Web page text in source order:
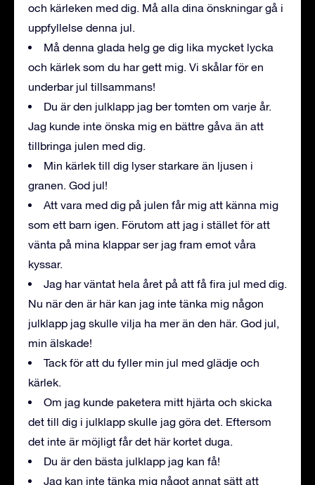
och kärleken med dig. Må alla dina önskningar gå i
uppfyllelse denna jul.
Må denna glada helg ge dig lika mycket lycka
och kärlek som du har gett mig. Vi skålar för en
underbar jul tillsammans!
Du är den julklapp jag ber tomten om varje år.
Jag kunde inte önska mig en bättre gåva än att
tillbringa julen med dig.
Min kärlek till dig lyser starkare än ljusen i
granen. God jul!
Att vara med dig på julen får mig att känna mig
som ett barn igen. Förutom att jag i stället för att
vänta på mina klappar ser jag fram emot våra
kyssar.
Jag har väntat hela året på att få fira jul med dig.
Nu när den är här kan jag inte tänka mig någon
julklapp jag skulle vilja ha mer än den här. God jul,
min älskade!
Tack för att du fyller min jul med glädje och
kärlek.
Om jag kunde paketera mitt hjärta och skicka
det till dig i julklapp skulle jag göra det. Eftersom
det inte är möjligt får det här kortet duga.
Du är den bästa julklapp jag kan få!
Jag kan inte tänka mig något annat sätt att